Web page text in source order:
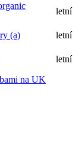
letní
(a) letní
letní
na UK